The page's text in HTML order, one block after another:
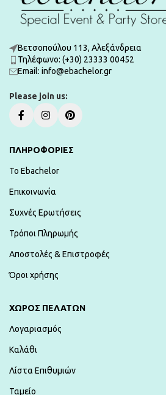
Βετσοπούλου 113, Αλεξάνδρεια
Τηλέφωνο: (+30) 23333 00452
Εmail: info@ebachelor.gr
Please join us:
ΠΛΗΡΟΦΟΡΙΕΣ
To Ebachelor
Επικοινωνία
Συχνές Ερωτήσεις
Τρόποι Πληρωμής
Αποστολές & Επιστροφές
Όροι χρήσης
ΧΏΡΟΣ ΠΕΛΑΤΏΝ
Λογαριασμός
Καλάθι
Λίστα Επιθυμιών
Ταμείο